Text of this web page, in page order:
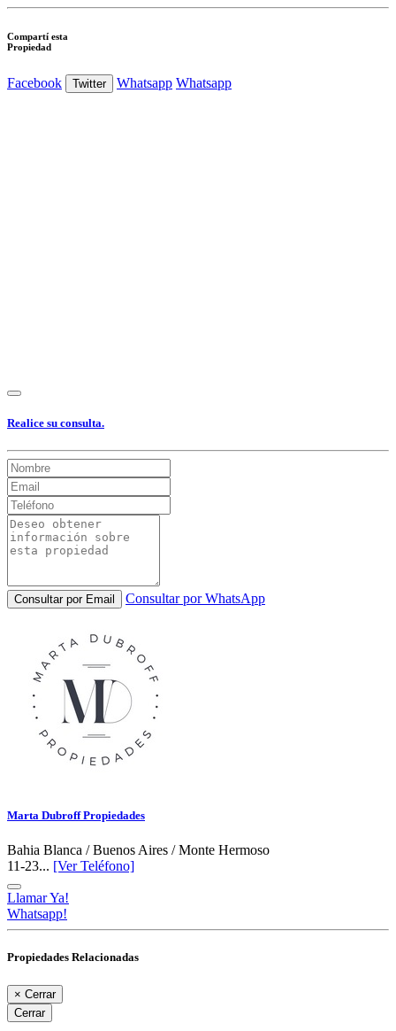
Compartí esta
Propiedad
Facebook Twitter Whatsapp Whatsapp
Realice su consulta.
Consultar por Email Consultar por WhatsApp
Marta Dubroff Propiedades
Bahia Blanca / Buenos Aires / Monte Hermoso
11-23... [Ver Teléfono]
Llamar Ya!
Whatsapp!
Propiedades Relacionadas
× Cerrar
Cerrar